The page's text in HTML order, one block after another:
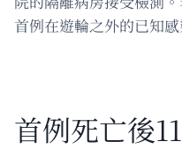
首例在遊輪之外的已知感
首例死亡後